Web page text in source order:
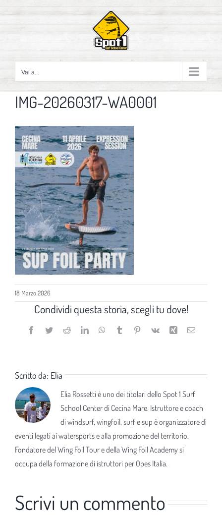
contenuto
Vai a...
IMG-20260317-WA0001
18 Marzo 2026
Condividi questa storia, scegli tu dove!
Facebook
TwitterRedditLinkedInWhatsApp
TumblrPinterest
Vk Xing Email
Scritto da: Elia
Elia Rossetti è uno dei titolari dello Spot 1 Surf
School Center di Cecina Mare. Istruttore e coach
di windsurf, wingfoil, surf e sup è organizzatore di
eventi legati ai watersports e alla promozione del territorio.
Fondatore del Wing Foil Tour e della Wing Foil Academy si
occupa della formazione di istruttori per Opes Italia.
Scrivi un commento